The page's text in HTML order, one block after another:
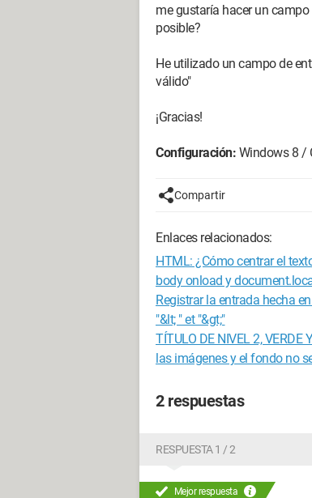
me gustaría hacer un
posible?
He utilizado un campo de
válido"
¡Gracias!
Configuración: Windows 8 /
Compartir
Enlaces relacionados:
HTML: ¿Cómo centrar el
body onload y
Registrar la entrada hecha
"&lt; " et "&gt;"
TÍTULO DE NIVEL 2, VERDE
las imágenes y el fondo no
2 respuestas
RESPUESTA 1 / 2
Mejor respuesta